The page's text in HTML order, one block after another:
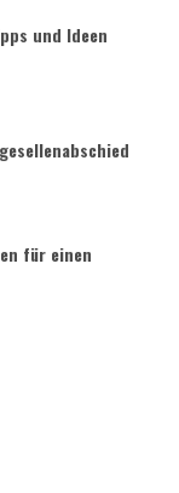
und Ideen
für einen